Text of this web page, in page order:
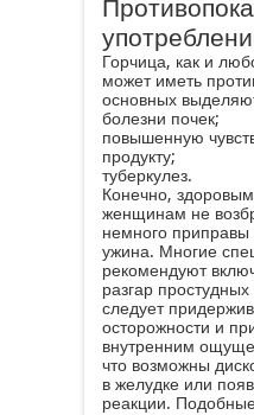
Показания к
Горчица при
оказать
показаниями к ее
быть запоры,
патологией в
ребенка. Также
приправы
аппетита. В период
рекомендовать
беременности для
Горчица, как и
может иметь